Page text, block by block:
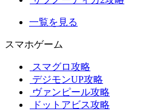
一覧を見る
スマホゲーム
スマグロ攻略
デジモンUP攻略
ヴァンピール攻略
ドットアビス攻略